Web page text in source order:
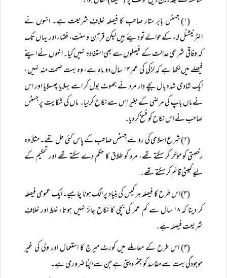
(۱) جسٹس بابر ستار صاحب کا فیصلہ خلافِ شریعت ہے۔ انہوں نے
انٹرنیشنل لاء کے حوالے تو دیئے ہیں لیکن قرآن و سنت، فقہاء اور یہاں تک
کہ وفاقی شرعی عدالت کے فیصلوں سے بھی استفادہ نہیں کیا۔ انہوں نے اپنے
فیصلے میں لکھا ہے کہ لڑکی کی عمر ۱۴ سال دو ماہ ہے، وہ بہت صحت مند نہیں،
ایک شادی شدہ بال بچے دار مرد نے جھوٹ بول کر اسے بہلایا پھسلایا اور اس
نے ماں باپ کی مرضی کے بغیر اس سے نکاح کر لیا۔ ماں کی شکایت پر جسٹس
صاحب نے اس نکاح کو فسخ کر دیا۔
(۲) شرعِ اسلامی کی رو سے جسٹس صاحب کے پاس کئی حل تھے۔ مثلاً وہ
رخصتی کو مؤخر کر سکتے تھے، مرد کو طلاق کا حکم دے سکتے تھے اور تحکیم کے
لیے کمیٹی قائم کر سکتے تھے۔
(۳) اس طرح کا فیصلہ ہر کیس کی بنیاد پر الگ ہونا چاہیے۔ ایک عمومی فیصلہ
کر دینا کہ ۱۸ سال سے کم عمر کی بچی کا نکاح جائز نہیں ہوتا، غلط اور خلافِ
شریعت فیصلہ ہے۔
(۴) اس طرح کے معاملے میں کورٹ میرج کا استعمال اور ولی کی غیر
موجودگی بہت سے مفاسد کو جنم دیتی ہے جن سے بچنا ضروری ہے۔